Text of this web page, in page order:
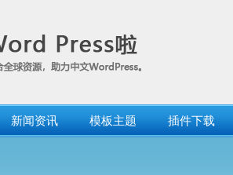
新闻资讯 模板主题 插件下载